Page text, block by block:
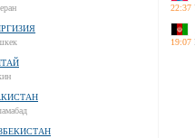
22:37
19:07